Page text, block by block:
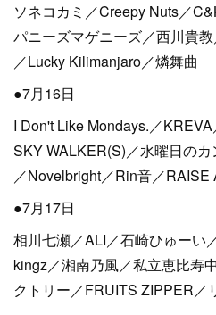
ソネコカミ／Creepy Nuts／
パニーズマゲニーズ／西川貴
／Lucky Kilimanjaro／燐舞曲
●7月16日
I Don't Like Mondays.／
SKY WALKER(S)／水曜日の
／Novelbright／Rin音／
●7月17日
相川七瀬／ALI／石崎ひゅーい
kingz／湘南乃風／私立恵比寿
クトリー／FRUITS ZIPPER／